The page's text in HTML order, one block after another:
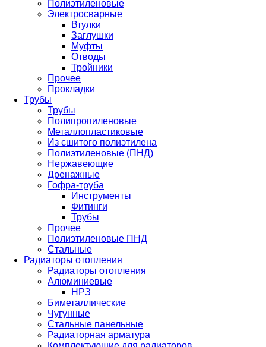
Полиэтиленовые
Электросварные
Втулки
Заглушки
Муфты
Отводы
Тройники
Прочее
Прокладки
Трубы
Трубы
Полипропиленовые
Металлопластиковые
Из сшитого полиэтилена
Полиэтиленовые (ПНД)
Нержавеющие
Дренажные
Гофра-труба
Инструменты
Фитинги
Трубы
Прочее
Полиэтиленовые ПНД
Стальные
Радиаторы отопления
Радиаторы отопления
Алюминиевые
НРЗ
Биметаллические
Чугунные
Стальные панельные
Радиаторная арматура